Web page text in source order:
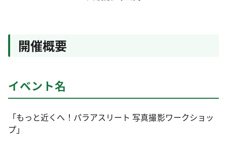
開催概要
イベント名
「もっと近くへ！パラアスリート 写真撮影ワークショッ
プ」